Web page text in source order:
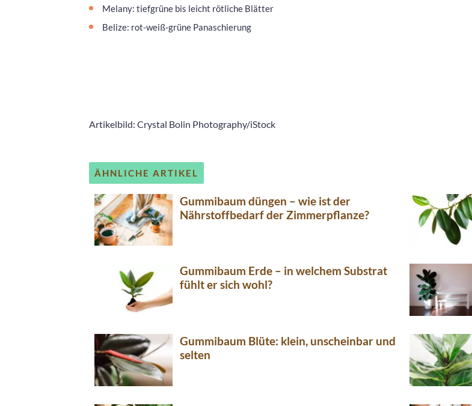
Melany: tiefgrüne bis leicht rötliche Blätter
Belize: rot-weiß-grüne Panaschierung
Artikelbild: Crystal Bolin Photography/iStock
ÄHNLICHE ARTIKEL
Gummibaum düngen – wie ist der
Nährstoffbedarf der Zimmerpflanze?
Gummibaum Erde – in welchem Substrat
fühlt er sich wohl?
Gummibaum Blüte: klein, unscheinbar und
selten